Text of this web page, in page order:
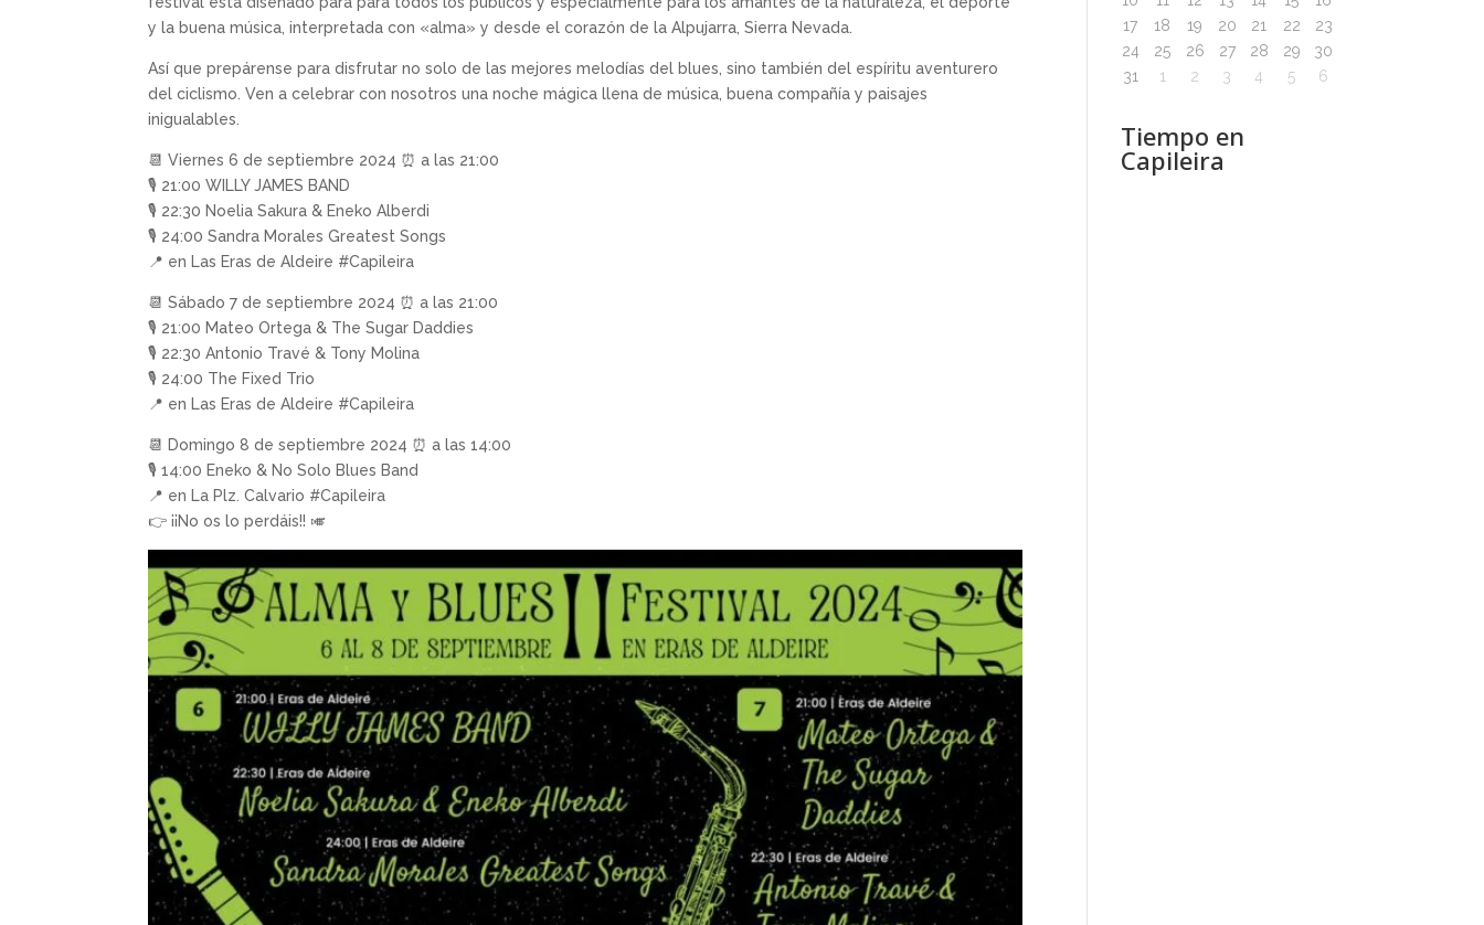
y la buena música, interpretada con «alma» y desde el corazón de la Alpujarra, Sierra Nevada.
Así que prepárense para disfrutar no solo de las mejores melodías del blues, sino también del espíritu aventurero
del ciclismo. Ven a celebrar con nosotros una noche mágica llena de música, buena compañía y paisajes
inigualables.
📆 Viernes 6 de septiembre 2024 ⏰ a las 21:00
🎙 21:00 WILLY JAMES BAND
🎙 22:30 Noelia Sakura & Eneko Alberdi
🎙 24:00 Sandra Morales Greatest Songs
📍 en Las Eras de Aldeire #Capileira
📆 Sábado 7 de septiembre 2024 ⏰ a las 21:00
🎙 21:00 Mateo Ortega & The Sugar Daddies
🎙 22:30 Antonio Travé & Tony Molina
🎙 24:00 The Fixed Trio
📍 en Las Eras de Aldeire #Capileira
📆 Domingo 8 de septiembre 2024 ⏰ a las 14:00
🎙 14:00 Eneko & No Solo Blues Band
📍 en La Plz. Calvario #Capileira
👉 ¡¡No os lo perdáis!! 🎺
17
18 19 20 21 22
23
24
25 26 27 28 29
30
31
1 2 3 4 5 6
Tiempo en
Capileira